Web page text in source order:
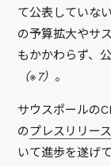
て公表していな
の予算拡大やサ
もかかわらず、
（※7） 。
サウスポールの
のプレスリリース
いて進歩を遂げ